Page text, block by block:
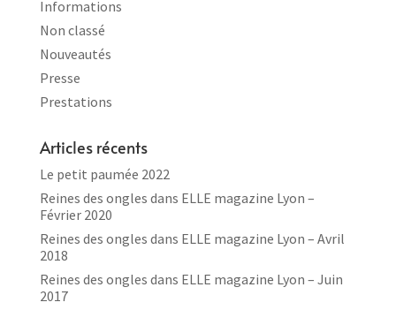
Informations
Non classé
Nouveautés
Presse
Prestations
Articles récents
Le petit paumée 2022
Reines des ongles dans ELLE magazine Lyon –
Février 2020
Reines des ongles dans ELLE magazine Lyon – Avril
2018
Reines des ongles dans ELLE magazine Lyon – Juin
2017